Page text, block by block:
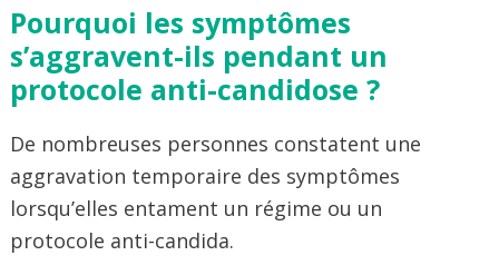
Pourquoi les symptômes
s’aggravent-ils pendant un
protocole anti-candidose ?
De nombreuses personnes constatent une
aggravation temporaire des symptômes
lorsqu’elles entament un régime ou un
protocole anti-candida.